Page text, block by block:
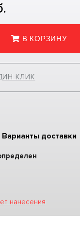
В КОРЗИНУ
КЛИК
Варианты доставки
нанесения